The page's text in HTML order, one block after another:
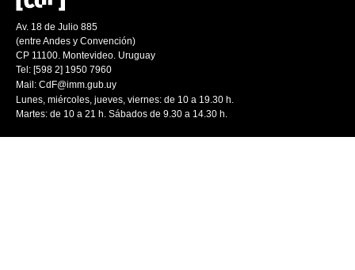
Av. 18 de Julio 885
(entre Andes y Convención)
CP 11100. Montevideo. Uruguay
Tel: [598 2] 1950 7960
Mail: CdF@imm.gub.uy
Lunes, miércoles, jueves, viernes: de 10 a 19.30 h.
Martes: de 10 a 21 h. Sábados de 9.30 a 14.30 h.